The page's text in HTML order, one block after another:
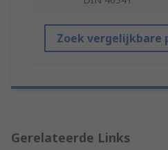
Zoek vergelijkbare
Gerelateerde Links